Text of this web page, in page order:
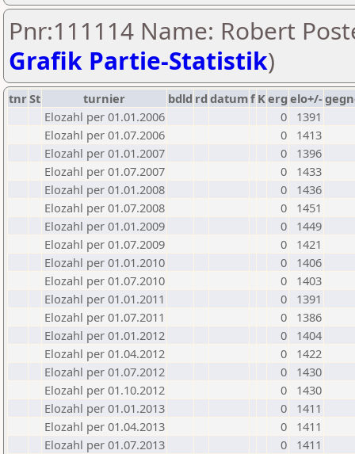
Pnr:111114 Name: Robert
Grafik Partie-Statistik)
tnrSt turnier bdld rd datumf Kerg elo+/-
Elozahl per 01.01.2006
0
1391
Elozahl per 01.07.2006
0
1413
Elozahl per 01.01.2007
0
1396
Elozahl per 01.07.2007
0
1433
Elozahl per 01.01.2008
0
1436
Elozahl per 01.07.2008
0
1451
Elozahl per 01.01.2009
0
1449
Elozahl per 01.07.2009
0
1421
Elozahl per 01.01.2010
0
1406
Elozahl per 01.07.2010
0
1403
Elozahl per 01.01.2011
0
1391
Elozahl per 01.07.2011
0
1386
Elozahl per 01.01.2012
0
1404
Elozahl per 01.04.2012
0
1422
Elozahl per 01.07.2012
0
1430
Elozahl per 01.10.2012
0
1430
Elozahl per 01.01.2013
0
1411
Elozahl per 01.04.2013
0
1411
Elozahl per 01.07.2013
0
1411